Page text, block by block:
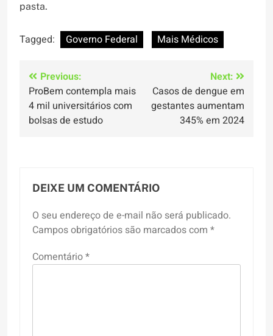
pasta.
Tagged: Governo Federal Mais Médicos
Navegação
de
Post
Previous:
ProBem contempla mais
4 mil universitários com
bolsas de estudo
Next:
Casos de dengue em
gestantes aumentam
345% em 2024
DEIXE UM COMENTÁRIO
O seu endereço de e-mail não será publicado.
Campos obrigatórios são marcados com *
Comentário*